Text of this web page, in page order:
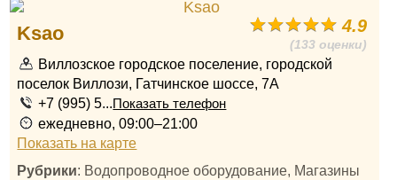
4.9
(133 оценки)
Ksao
Виллозское городское поселение, городской
поселок Виллози, Гатчинское шоссе, 7А
+7 (995) 5...Показать телефон
ежедневно, 09:00–21:00
Показать на карте
Рубрики: Водопроводное оборудование, Магазины